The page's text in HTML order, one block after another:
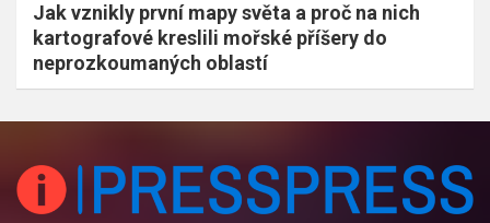
Jak vznikly první mapy světa a proč na nich
kartografové kreslili mořské příšery do
neprozkoumaných oblastí